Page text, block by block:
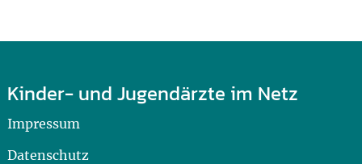
Kinder- und Jugendärzte im Netz
Impressum
Datenschutz